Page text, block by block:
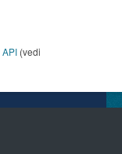
API (vedi